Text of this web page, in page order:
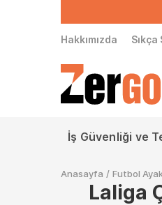
Hakkımızda
İş Güvenliği ve
Anasayfa / Futbol
Laliga